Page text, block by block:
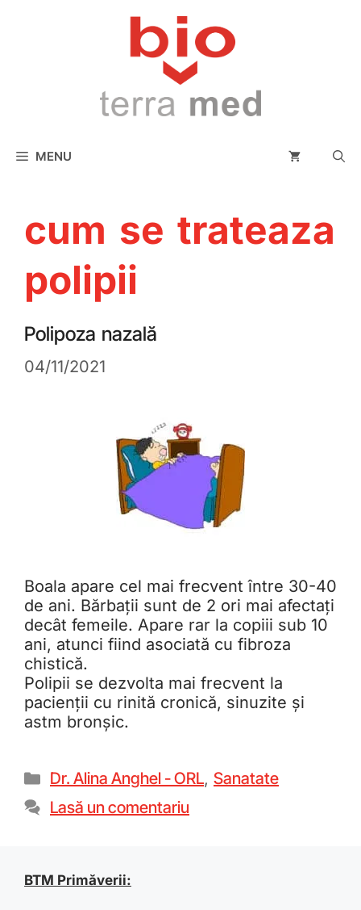
MENU
cum se trateaza
polipii
Polipoza nazală
04/11/2021
Boala apare cel mai frecvent între 30-40
de ani. Bărbații sunt de 2 ori mai afectați
decât femeile. Apare rar la copiii sub 10
ani, atunci fiind asociată cu fibroza
chistică.
Polipii se dezvolta mai frecvent la
pacienții cu rinită cronică, sinuzite și
astm bronșic.
Dr. Alina Anghel - ORL, Sanatate
Lasă un comentariu
BTM Primăverii: